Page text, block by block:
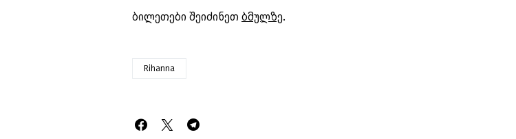
ბილეთები შეიძინეთ ბმულზე.
Rihanna